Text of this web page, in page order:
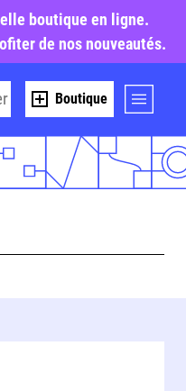
boutique en ligne.
de nos nouveautés.
Boutique